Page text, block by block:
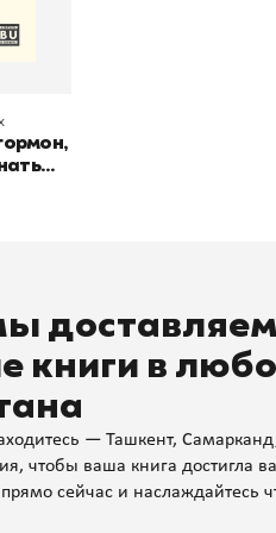
книги в
— Ташкент,
чтобы ваша книга достигла
сейчас и наслаждайтесь